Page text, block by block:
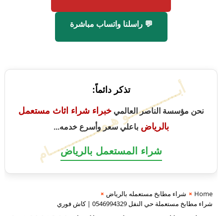
💬 راسلنا واتساب مباشرة
أبــــــــــــــو هـمــــــــــــــام
تذكر دائماً:
نحن مؤسسة الناصر العالمي خبراء شراء اثاث مستعمل
بالرياضباعلي سعر وأسرع خدمه...
شراء المستعمل بالرياض
Home
شراء مطابخ مستعمله بالرياض
شراء مطابخ مستعملة حي النفل 0546994329 | كاش فوري